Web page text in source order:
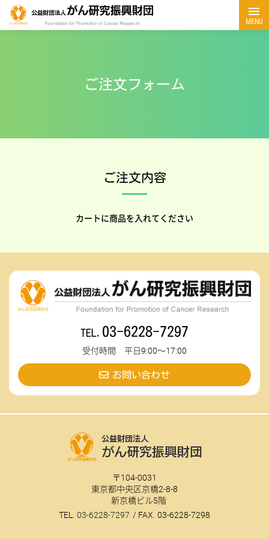
MENU
ご注文フォーム
ご注文内容
カートに商品を入れてください
03-6228-7297
受付時間 平日9:00～17:00
お問い合わせ
104-0031
東京都中央区京橋2-8-8
新京橋ビル5階
03-6228-7297
03-6228-7298